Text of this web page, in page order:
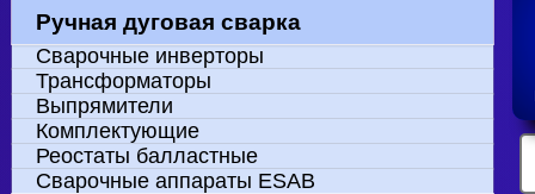
Ручная дуговая сварка
Сварочные инверторы
Трансформаторы
Выпрямители
Комплектующие
Реостаты балластные
Сварочные аппараты ESAB